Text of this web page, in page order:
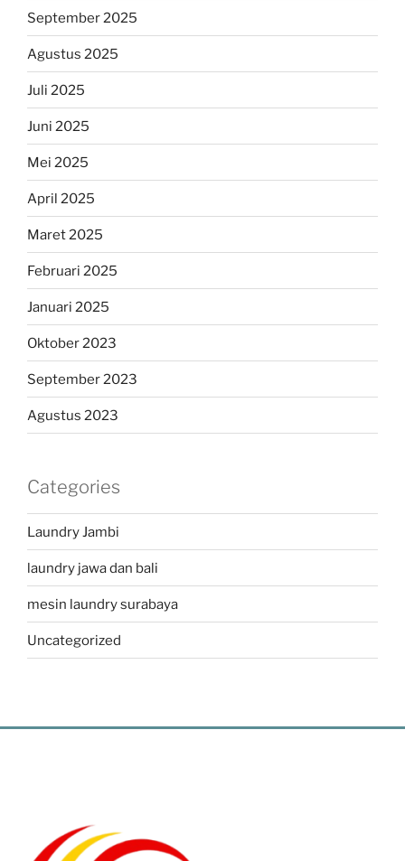
September 2025
Agustus 2025
Juli 2025
Juni 2025
Mei 2025
April 2025
Maret 2025
Februari 2025
Januari 2025
Oktober 2023
September 2023
Agustus 2023
Categories
Laundry Jambi
laundry jawa dan bali
mesin laundry surabaya
Uncategorized